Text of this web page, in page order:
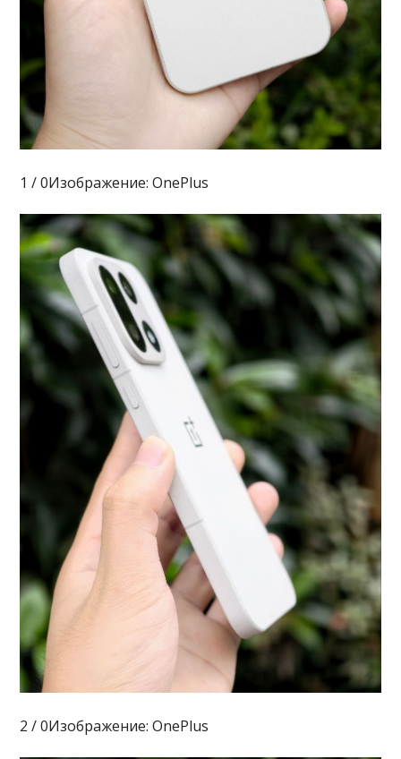
1 / 0Изображение: OnePlus
2 / 0Изображение: OnePlus